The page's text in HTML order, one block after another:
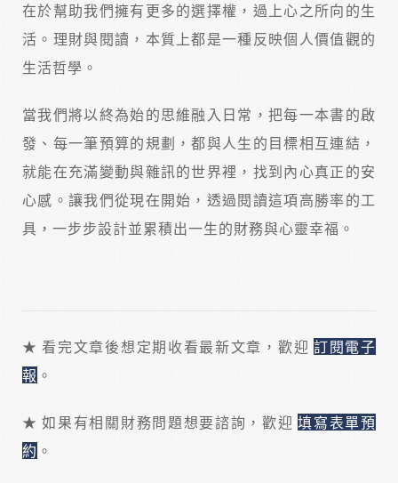
在於幫助我們擁有更多的選擇權，過上心之所向的生
活。理財與閱讀，本質上都是一種反映個人價值觀的
生活哲學。
當我們將以終為始的思維融入日常，把每一本書的啟
發、每一筆預算的規劃，都與人生的目標相互連結，
就能在充滿變動與雜訊的世界裡，找到內心真正的安
心感。讓我們從現在開始，透過閱讀這項高勝率的工
具，一步步設計並累積出一生的財務與心靈幸福。
★ 看完文章後想定期收看最新文章，歡迎 訂閱電子
報 。
★ 如果有相關財務問題想要諮詢，歡迎填寫表單預
約 。